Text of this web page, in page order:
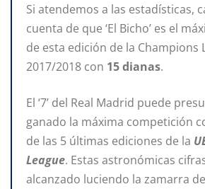
Si atendemos a las estadísticas,
cuenta de que ‘El Bicho’ es el
de esta edición de la Champions
2017/2018 con 15 dianas.
El ‘7’ del Real Madrid puede
ganado la máxima competición
de las 5 últimas ediciones de la
League. Estas astronómicas
alcanzado luciendo la zamarra